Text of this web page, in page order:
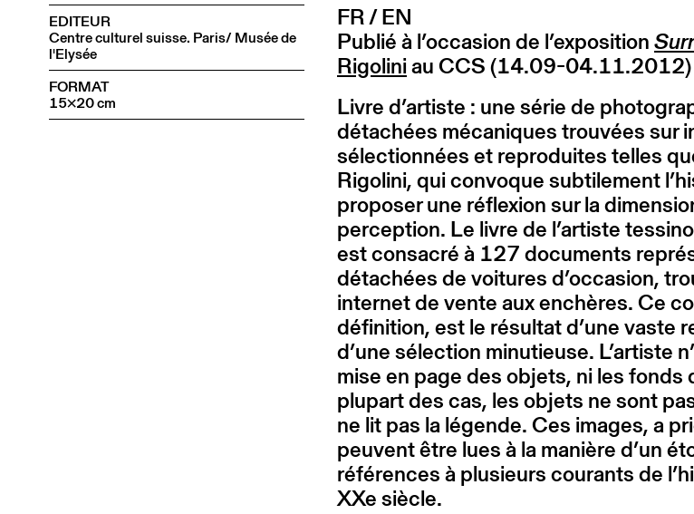
EDITEUR
Centre culturel suisse. Paris/ Musée de
l'Elysée
FORMAT
15×20 cm
FR / EN
Publié à l’occasion de l’exposition
Rigoliniau CCS (14.09-04.11.2012)
Livre d’artiste : une série de
détachées mécaniques trouvées sur
sélectionnées et reproduites telles
Rigolini, qui convoque subtilement
proposer une réflexion sur la
perception. Le livre de l’artiste
est consacré à 127 documents
détachées de voitures d’occasion,
internet de vente aux enchères. Ce
définition, est le résultat d’une vaste
d’une sélection minutieuse. L’artiste
mise en page des objets, ni les fonds
plupart des cas, les objets ne sont
ne lit pas la légende. Ces images, a
peuvent être lues à la manière d’un
références à plusieurs courants de
XXe siècle.